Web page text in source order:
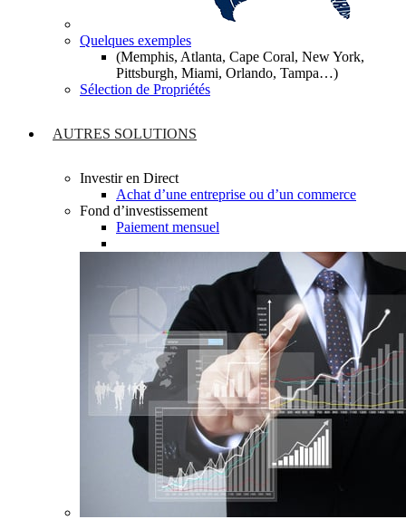
Quelques exemples
(Memphis, Atlanta, Cape Coral, New York,
Pittsburgh, Miami, Orlando, Tampa…)
Sélection de Propriétés
AUTRES SOLUTIONS
Investir en Direct
Achat d’une entreprise ou d’un commerce
Fond d’investissement
Paiement mensuel